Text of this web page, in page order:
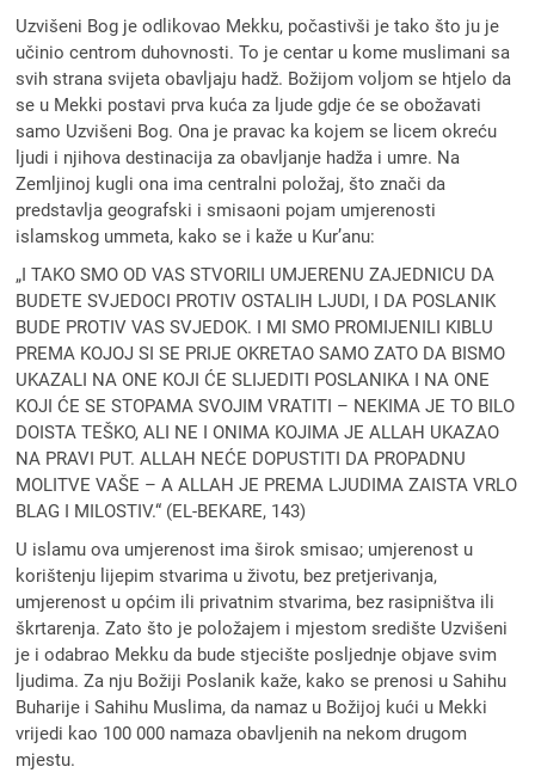
Uzvišeni Bog je odlikovao Mekku, počastivši je tako što ju je
učinio centrom duhovnosti. To je centar u kome muslimani sa
svih strana svijeta obavljaju hadž. Božijom voljom se htjelo da
se u Mekki postavi prva kuća za ljude gdje će se obožavati
samo Uzvišeni Bog. Ona je pravac ka kojem se licem okreću
ljudi i njihova destinacija za obavljanje hadža i umre. Na
Zemljinoj kugli ona ima centralni položaj, što znači da
predstavlja geografski i smisaoni pojam umjerenosti
islamskog ummeta, kako se i kaže u Kur’anu:
„I TAKO SMO OD VAS STVORILI UMJERENU ZAJEDNICU DA
BUDETE SVJEDOCI PROTIV OSTALIH LJUDI, I DA POSLANIK
BUDE PROTIV VAS SVJEDOK. I MI SMO PROMIJENILI KIBLU
PREMA KOJOJ SI SE PRIJE OKRETAO SAMO ZATO DA BISMO
UKAZALI NA ONE KOJI ĆE SLIJEDITI POSLANIKA I NA ONE
KOJI ĆE SE STOPAMA SVOJIM VRATITI – NEKIMA JE TO BILO
DOISTA TEŠKO, ALI NE I ONIMA KOJIMA JE ALLAH UKAZAO
NA PRAVI PUT. ALLAH NEĆE DOPUSTITI DA PROPADNU
MOLITVE VAŠE – A ALLAH JE PREMA LJUDIMA ZAISTA VRLO
BLAG I MILOSTIV.“ (EL-BEKARE, 143)
U islamu ova umjerenost ima širok smisao; umjerenost u
korištenju lijepim stvarima u životu, bez pretjerivanja,
umjerenost u općim ili privatnim stvarima, bez rasipništva ili
škrtarenja. Zato što je položajem i mjestom središte Uzvišeni
je i odabrao Mekku da bude stjecište posljednje objave svim
ljudima. Za nju Božiji Poslanik kaže, kako se prenosi u Sahihu
Buharije i Sahihu Muslima, da namaz u Božijoj kući u Mekki
vrijedi kao 100 000 namaza obavljenih na nekom drugom
mjestu.